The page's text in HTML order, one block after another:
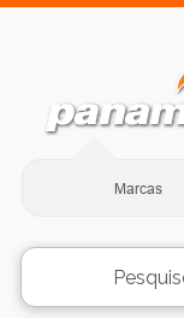
Marcas